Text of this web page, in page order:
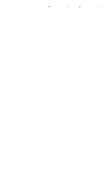
Chandra Surya Yoga